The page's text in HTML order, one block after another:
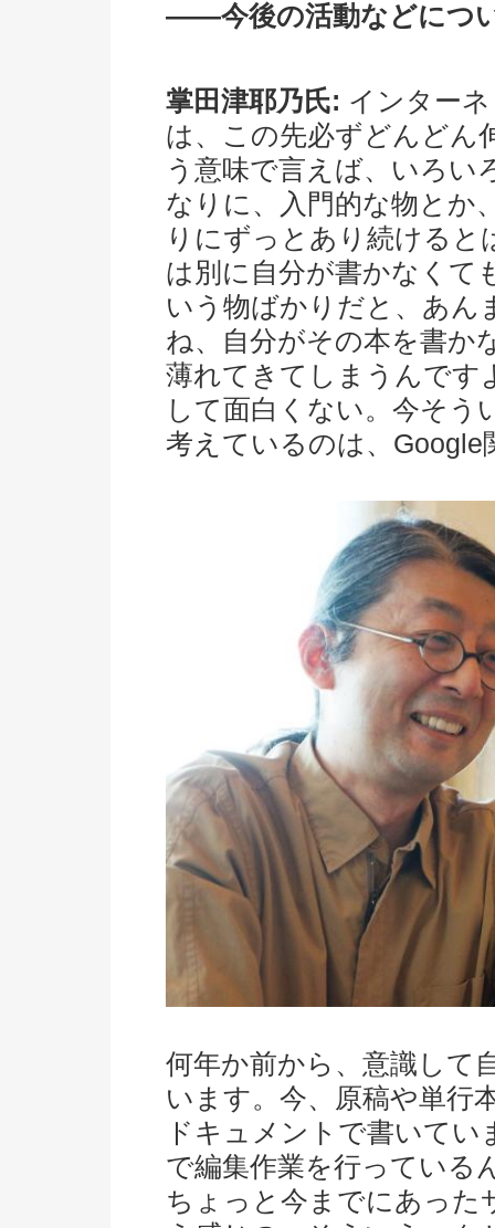
――今後の活動などにつ
掌田津耶乃氏: インター
は、この先必ずどんどん
う意味で言えば、いろい
なりに、入門的な物とか
りにずっとあり続けると
は別に自分が書かなくて
いう物ばかりだと、あん
ね、自分がその本を書か
薄れてきてしまうんです
して面白くない。今そう
考えているのは、Google
何年か前から、意識して
います。今、原稿や単行
ドキュメントで書いて
で編集作業を行っている
ちょっと今までにあった